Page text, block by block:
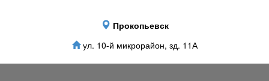
Прокопьевск
ул. 10-й микрорайон, зд. 11А